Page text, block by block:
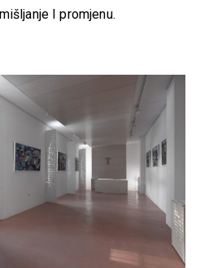
I promjenu.